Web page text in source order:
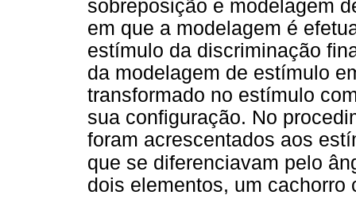
sobreposição e modelagem
em que a modelagem é
estímulo da discriminação
da modelagem de estímulo
transformado no estímulo
sua configuração. No
foram acrescentados aos
que se diferenciavam pelo
dois elementos, um cachorro